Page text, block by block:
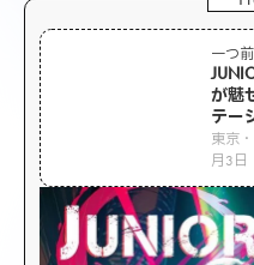
一つ
が魅
テー
東京
月3日
ント
リス
（ジ